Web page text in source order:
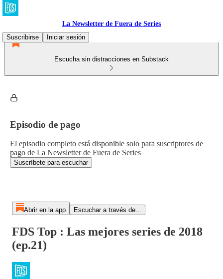
La Newsletter de Fuera de Series
Suscribirse
Iniciar sesión
Escucha sin distracciones en Substack
Episodio de pago
El episodio completo está disponible solo para suscriptores de
pago de La Newsletter de Fuera de Series
Suscríbete para escuchar
Abrir en la app Escuchar a través de...
FDS Top : Las mejores series de 2018
(ep.21)